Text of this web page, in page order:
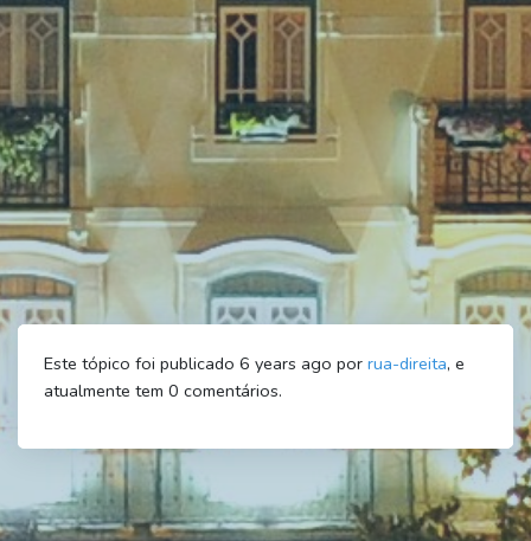
Este tópico foi publicado 6 years ago por rua-direita, e
atualmente tem 0 comentários.